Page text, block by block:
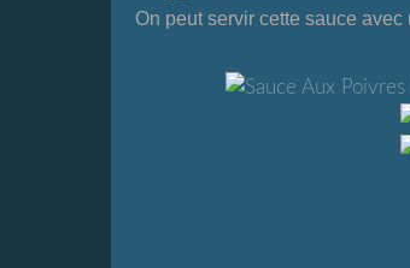
On peut servir cette sauce